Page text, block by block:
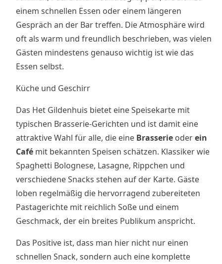
einem schnellen Essen oder einem längeren
Gespräch an der Bar treffen. Die Atmosphäre wird
oft als warm und freundlich beschrieben, was vielen
Gästen mindestens genauso wichtig ist wie das
Essen selbst.
Küche und Geschirr
Das Het Gildenhuis bietet eine Speisekarte mit
typischen Brasserie-Gerichten und ist damit eine
attraktive Wahl für alle, die eine Brasserie oderein
Café mit bekannten Speisen schätzen. Klassiker wie
Spaghetti Bolognese, Lasagne, Rippchen und
verschiedene Snacks stehen auf der Karte. Gäste
loben regelmäßig die hervorragend zubereiteten
Pastagerichte mit reichlich Soße und einem
Geschmack, der ein breites Publikum anspricht.
Das Positive ist, dass man hier nicht nur einen
schnellen Snack, sondern auch eine komplette